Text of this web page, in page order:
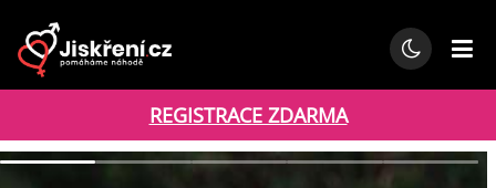
REGISTRACE ZDARMA